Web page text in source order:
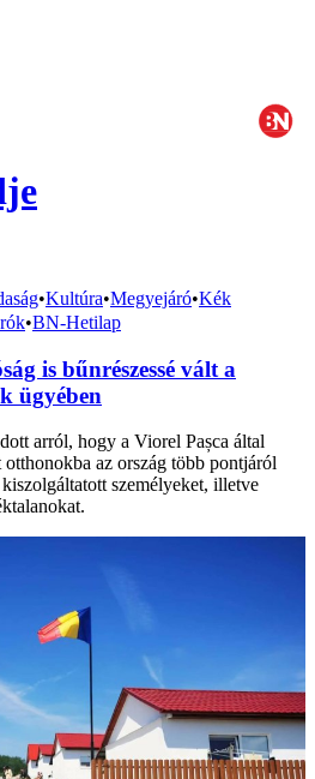
•Kultúra•Megyejáró•Kék
•BN-Hetilap
is bűnrészessé vált a
ügyében
arról, hogy a Viorel Pașca által
az ország több pontjáról
személyeket, illetve